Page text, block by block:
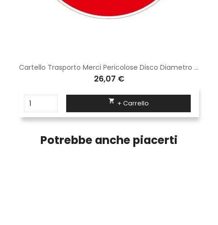
Cartello Trasporto Merci Pericolose Disco Diametro 60 cm Classe 1 Fig. 63 in lamiera
26,07 €
 + Carrello
Potrebbe anche piacerti